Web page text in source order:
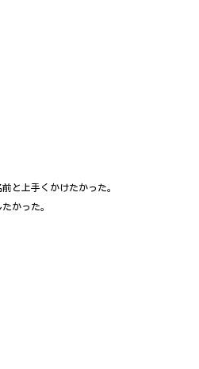
と上手くかけたかった。
かった。